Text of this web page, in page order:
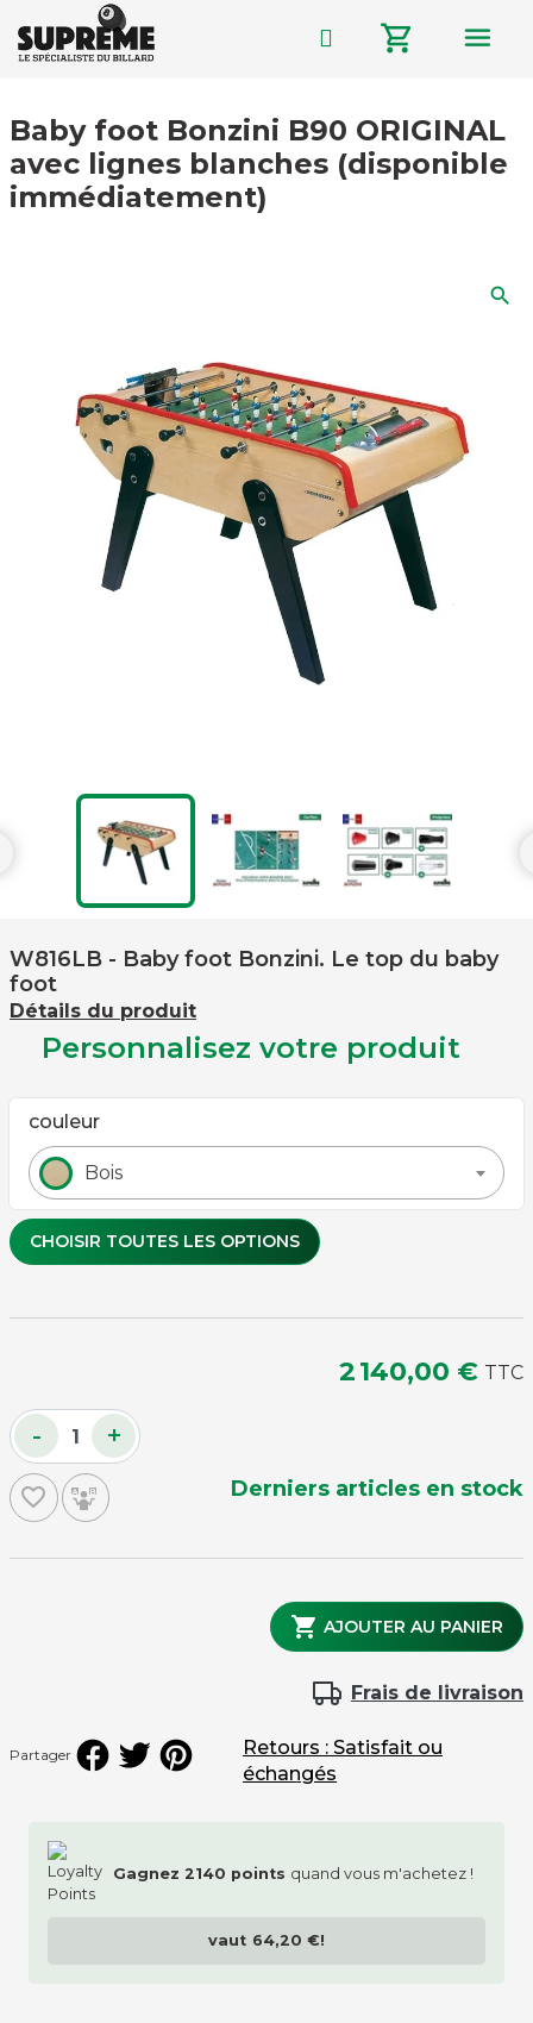
shopping_cart menu
Baby foot Bonzini B90 ORIGINAL
avec lignes blanches (disponible
immédiatement)
search
W816LB - Baby foot Bonzini. Le top du baby
foot
Détails du produit
Partager
Gagnez 2140 points quand vous m'achetez !
vaut 64,20 €!
Retours : Satisfait ou
échangés
Personnalisez votre produit
couleur
Bois
CHOISIR TOUTES LES OPTIONS
forme des poignées
housse de protection
2 140,00 € TTC
- +
favorite_border Derniers articles en stock
 AJOUTER AU PANIER
Frais de livraison